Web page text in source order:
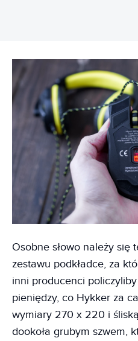
Osobne słowo należy się
zestawu podkładce, za
inni producenci
pieniędzy, co Hykker za
wymiary 270 x 220 i
dookoła grubym szwem,